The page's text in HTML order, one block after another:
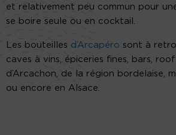
et relativement peu commun pour
se boire seule ou en cocktail.
Les bouteilles d’Arcapéro sont à
caves à vins, épiceries fines, bars,
d’Arcachon, de la région bordelaise,
ou encore en Alsace.